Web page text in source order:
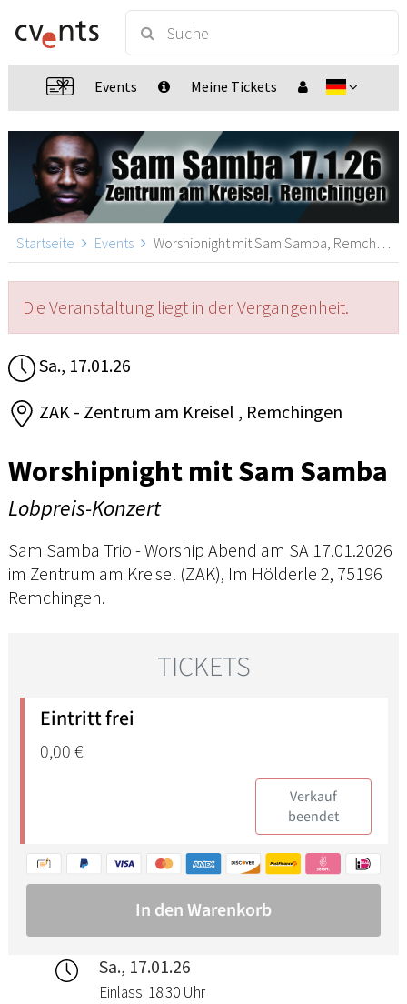
Events Meine Tickets
Startseite Events Worshipnight mit Sam Samba, Remchingen
Die Veranstaltung liegt in der Vergangenheit.
Sa., 17.01.26
ZAK - Zentrum am Kreisel , Remchingen
Worshipnight mit Sam Samba
Lobpreis-Konzert
Sam Samba Trio - Worship Abend am SA 17.01.2026
im Zentrum am Kreisel (ZAK), Im Hölderle 2, 75196
Remchingen.
Sa., 17.01.26
Einlass: 18:30 Uhr